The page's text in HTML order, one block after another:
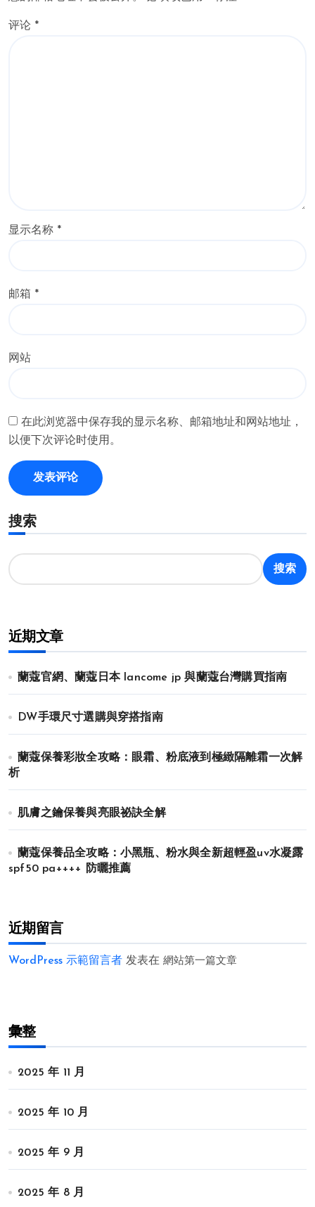
评论 *
显示名称 *
邮箱 *
网站
在此浏览器中保存我的显示名称、邮箱地址和网站地址，
以便下次评论时使用。
搜索
搜索
近期文章
蘭蔻官網、蘭蔻日本 lancome jp 與蘭蔻台灣購買指南
DW手環尺寸選購與穿搭指南
蘭蔻保養彩妝全攻略：眼霜、粉底液到極緻隔離霜一次解
析
肌膚之鑰保養與亮眼祕訣全解
蘭蔻保養品全攻略：小黑瓶、粉水與全新超輕盈uv水凝露
spf50 pa++++ 防曬推薦
近期留言
WordPress 示範留言者 发表在 網站第一篇文章
彙整
2025 年 11 月
2025 年 10 月
2025 年 9 月
2025 年 8 月